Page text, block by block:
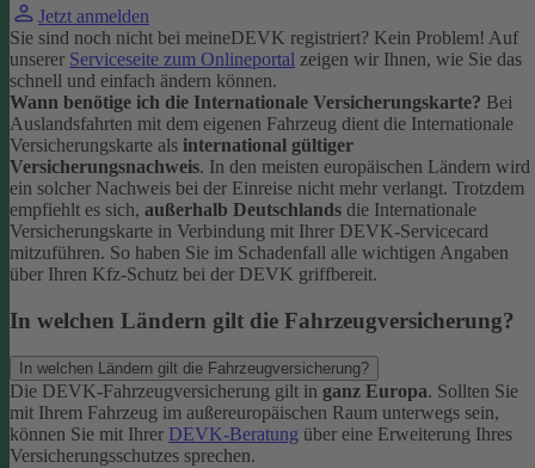
Jetzt anmelden
Sie sind noch nicht bei meineDEVK registriert? Kein Problem! Auf
unserer Serviceseite zum Onlineportal zeigen wir Ihnen, wie Sie das
schnell und einfach ändern können.
Wann benötige ich die Internationale Versicherungskarte? Bei
Auslandsfahrten mit dem eigenen Fahrzeug dient die Internationale
Versicherungskarte als international gültiger
Versicherungsnachweis. In den meisten europäischen Ländern wird
ein solcher Nachweis bei der Einreise nicht mehr verlangt. Trotzdem
empfiehlt es sich, außerhalb Deutschlands die Internationale
Versicherungskarte in Verbindung mit Ihrer DEVK-Servicecard
mitzuführen. So haben Sie im Schadenfall alle wichtigen Angaben
über Ihren Kfz-Schutz bei der DEVK griffbereit.
In welchen Ländern gilt die Fahrzeugversicherung?
In welchen Ländern gilt die Fahrzeugversicherung?
Die DEVK-Fahrzeugversicherung gilt in ganz Europa. Sollten Sie
mit Ihrem Fahrzeug im außereuropäischen Raum unterwegs sein,
können Sie mit Ihrer DEVK-Beratung über eine Erweiterung Ihres
Versicherungsschutzes sprechen.